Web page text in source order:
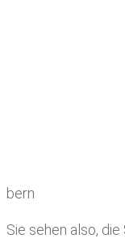
bern
Sie sehen also,